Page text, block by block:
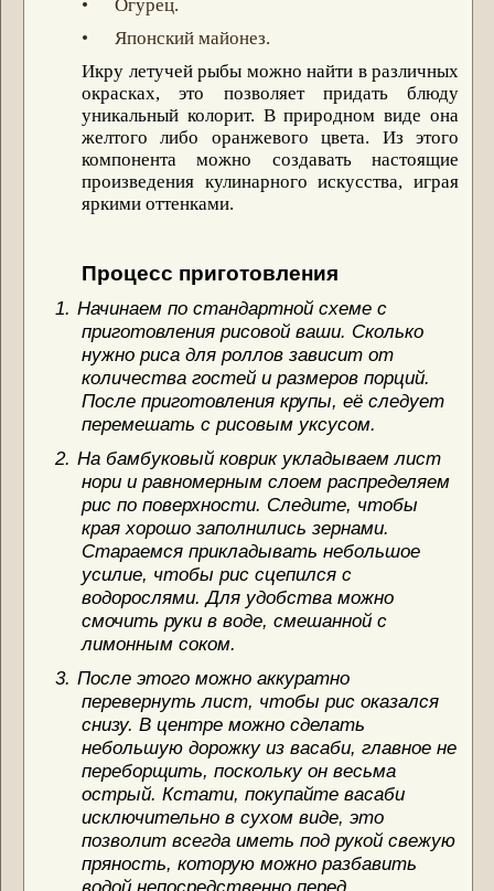
• Огурец.
• Японский майонез.
Икру летучей рыбы можно найти в различных
окрасках, это позволяет придать блюду
уникальный колорит. В природном виде она
желтого либо оранжевого цвета. Из этого
компонента можно создавать настоящие
произведения кулинарного искусства, играя
яркими оттенками.
Процесс приготовления
1. Начинаем по стандартной схеме с
приготовления рисовой ваши. Сколько
нужно риса для роллов зависит от
количества гостей и размеров порций.
После приготовления крупы, её следует
перемешать с рисовым уксусом.
2. На бамбуковый коврик укладываем лист
нори и равномерным слоем распределяем
рис по поверхности. Следите, чтобы
края хорошо заполнились зернами.
Стараемся прикладывать небольшое
усилие, чтобы рис сцепился с
водорослями. Для удобства можно
смочить руки в воде, смешанной с
лимонным соком.
3. После этого можно аккуратно
перевернуть лист, чтобы рис оказался
снизу. В центре можно сделать
небольшую дорожку из васаби, главное не
переборщить, поскольку он весьма
острый. Кстати, покупайте васаби
исключительно в сухом виде, это
позволит всегда иметь под рукой свежую
пряность, которую можно разбавить